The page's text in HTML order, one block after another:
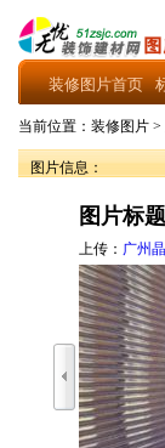
装修图片首页
当前位置： 装修图片 >
图片信息：
图片标
上传： 广州